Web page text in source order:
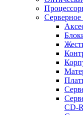
Серверное
CD-R